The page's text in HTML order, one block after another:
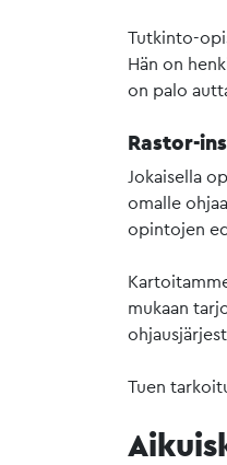
Tutkinto-
Hän on
on palo
Rastor-
Jokaisella
omalle
opintojen
mukaan
Tuen